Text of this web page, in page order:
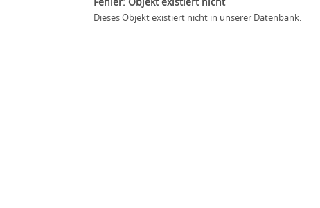
Fehler: Objekt existiert nicht
Dieses Objekt existiert nicht in unserer Datenbank.